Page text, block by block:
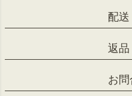
配
返品
お